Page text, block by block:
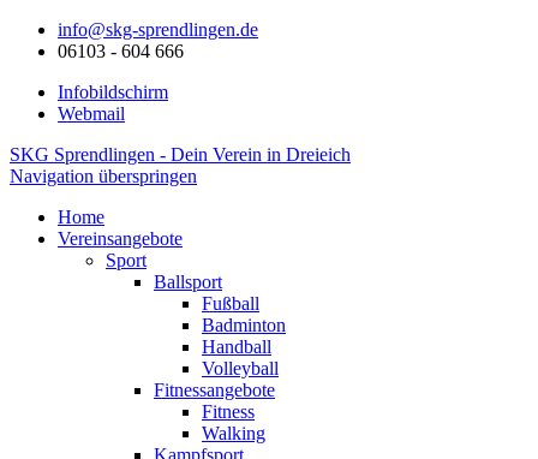
info@skg-sprendlingen.de
06103 - 604 666
Infobildschirm
Webmail
SKG Sprendlingen - Dein Verein in Dreieich
Navigation überspringen
Home
Vereinsangebote
Sport
Ballsport
Fußball
Badminton
Handball
Volleyball
Fitnessangebote
Fitness
Walking
Kampfsport